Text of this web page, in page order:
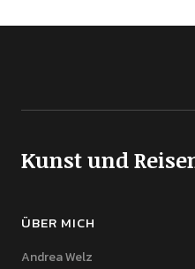
Kunst und
ÜBER MICH
Andrea Welz